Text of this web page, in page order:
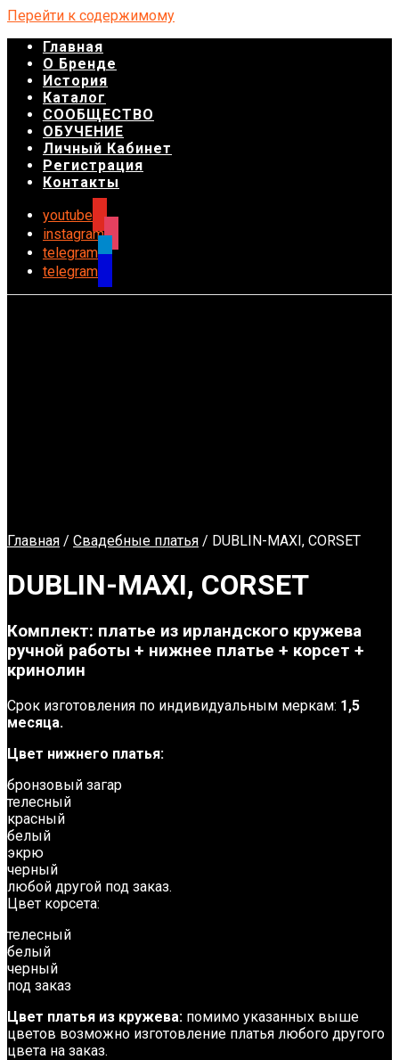
Перейти к содержимому
Главная
О Бренде
История
Каталог
СООБЩЕСТВО
ОБУЧЕНИЕ
Личный Кабинет
Регистрация
Контакты
youtube
instagram
telegram
telegram
Главная / Свадебные платья / DUBLIN-MAXI, CORSET
DUBLIN-MAXI, CORSET
Комплект: платье из ирландского кружева
ручной работы + нижнее платье + корсет +
кринолин
Срок изготовления по индивидуальным меркам: 1,5
месяца.
Цвет нижнего платья:
бронзовый загар
телесный
красный
белый
экрю
черный
любой другой под заказ.
Цвет корсета:
телесный
белый
черный
под заказ
Цвет платья из кружева: помимо указанных выше
цветов возможно изготовление платья любого другого
цвета на заказ.